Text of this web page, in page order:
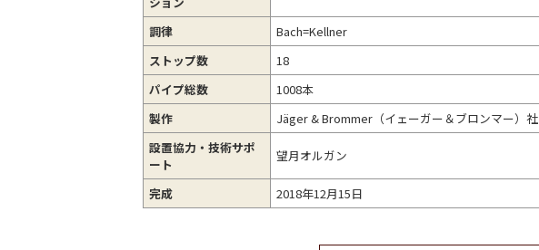
調律
Bach=Kellner
ストップ数
18
パイプ総数
1008本
製作
Jäger & Brommer（イェーガー＆ブロンマー）社
設置協力・技術サポ
ート
望月オルガン
完成 2018年12月15日